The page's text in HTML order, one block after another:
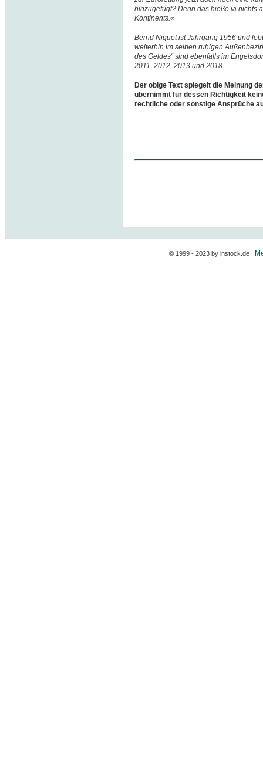
hinzugefügt? Denn das hieße ja nichts
Kontinents.«
Bernd Niquet ist Jahrgang 1956 und
weiterhin im selben ruhigen
des Geldes“ sind ebenfalls im
2011, 2012, 2013 und 2018.
Der obige Text spiegelt die Meinung
übernimmt für dessen Richtigkeit
rechtliche oder sonstige Ansprüche
© 1999 - 2023 by instock.de |